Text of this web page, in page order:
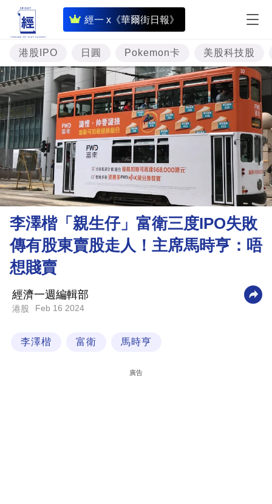
經一 x《華爾街日報》
即
時
財
經
專
題
投
資
理
財
商
科
技
場
港股IPO 日圓 Pokemon卡 美股科技股
李澤楷「親生仔」富衛三度IPO失敗
傳有股東賣股走人！主席馬時亨：唔
想賤賣
經濟一週編輯部
港股 Feb 16 2024
李澤楷 富衛 馬時亨
廣告